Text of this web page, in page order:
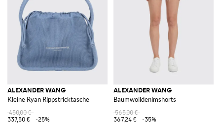
ALEXANDER WANG
Kleine Ryan Rippstricktasche
450,00 €
337,50 €
-25%
ALEXANDER WANG
Baumwolldenimshorts
565,00 €
367,24 €
-35%